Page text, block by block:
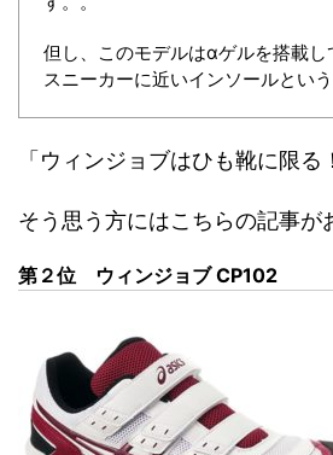
但し、このモデルはαゲルを搭載し
スニーカーに近いインソールという
「ウィンジョブはひも靴に限る
そう思う方にはこちらの記事が
第２位 ウィンジョブ CP102